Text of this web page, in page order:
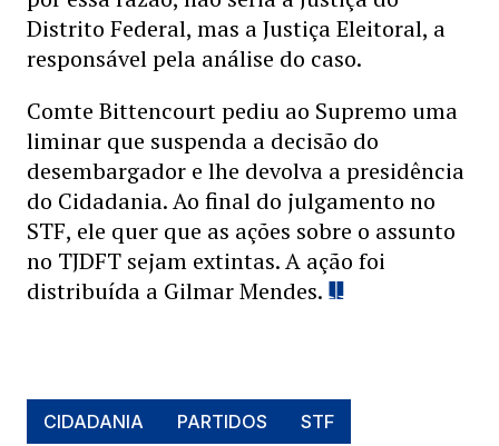
Distrito Federal, mas a Justiça Eleitoral, a
responsável pela análise do caso.
Comte Bittencourt pediu ao Supremo uma
liminar que suspenda a decisão do
desembargador e lhe devolva a presidência
do Cidadania. Ao final do julgamento no
STF, ele quer que as ações sobre o assunto
no TJDFT sejam extintas. A ação foi
distribuída a Gilmar Mendes.
CIDADANIA PARTIDOS STF